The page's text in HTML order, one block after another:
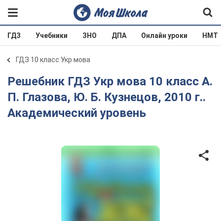
ГДЗ Учебники ЗНО ДПА Онлайн уроки НМТ
ГДЗ 10 класс Укр мова
Решебник ГДЗ Укр мова 10 класс А.
П. Глазова, Ю. Б. Кузнецов, 2010 г..
Академический уровень